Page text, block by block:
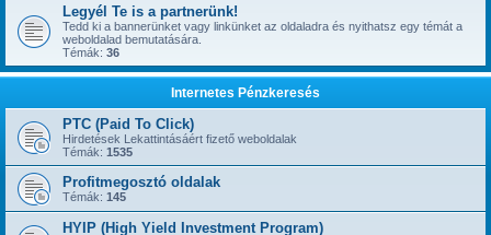
has started a new topic:Újabb 1 év, gyerünk-gyerünk tovább
@szior « vas. 5:43 pm »
has started a new topic:
@Admin « kedd 9:38 am »
kavics13 « hétf. 10:48 pm »
Jól jönne egy admin....
@mrarizona « szer. 3:37 pm »
has started a new topic:BoaBet | Fogadóiroda és online kaszinó
@szepbalazs « pén. 10:28 pm »
has started a new topic:22bet
Legyél Te is a partnerünk!
Tedd ki a bannerünket vagy linkünket az oldaladra és nyithatsz egy témát a
weboldalad bemutatására.
Témák: 36
Internetes Pénzkeresés
PTC (Paid To Click)
Hirdetések Lekattintásáért fizető weboldalak
Témák: 1535
Profitmegosztó oldalak
Témák: 145
HYIP (High Yield Investment Program)